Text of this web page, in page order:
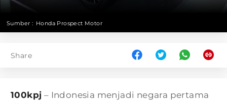
Sumber : Honda Prospect Motor
Share
100kpj – Indonesia menjadi negara pertama